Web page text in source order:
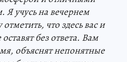
Я учусь на вечернем
что здесь вас и
без ответа. Вам
объяснят непонятные